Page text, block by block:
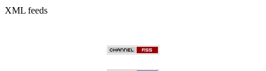
XML feeds